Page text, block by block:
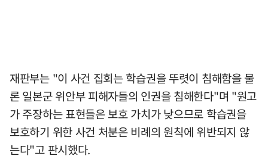
재판부는 "이 사건 집회는 학습권을 뚜렷이 침해함을 물
론 일본군 위안부 피해자들의 인권을 침해한다"며 "원고
가 주장하는 표현들은 보호 가치가 낮으므로 학습권을
보호하기 위한 사건 처분은 비례의 원칙에 위반되지 않
는다"고 판시했다.